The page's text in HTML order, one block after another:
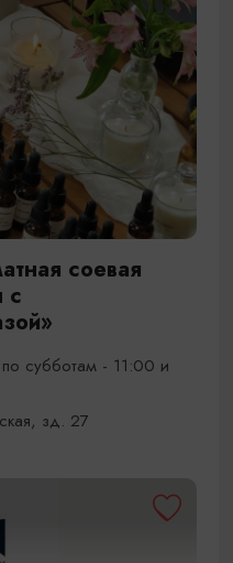
соевая
с
субботам - 11:00 и
зд. 27